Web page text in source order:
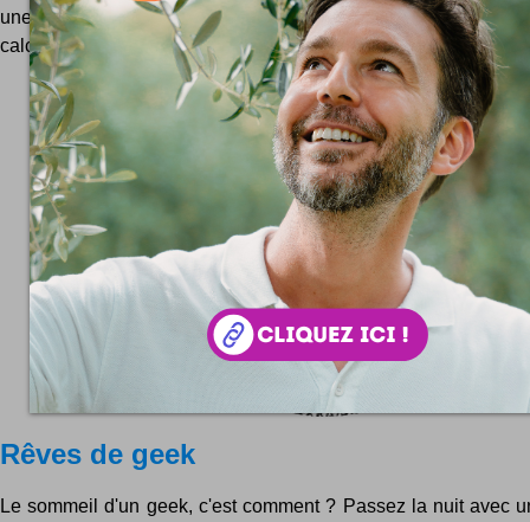
une action non violente : éteindre ces éclairages inutiles. Ils
calculé que le coût annuel pour un petit...
Rêves de geek
Le sommeil d'un geek, c'est comment ? Passez la nuit avec